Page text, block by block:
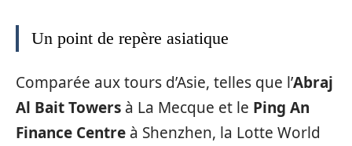
Un point de repère asiatique
Comparée aux tours d’Asie, telles que l’Abraj
Al Bait Towers à La Mecque et le Ping An
Finance Centre à Shenzhen, la Lotte World